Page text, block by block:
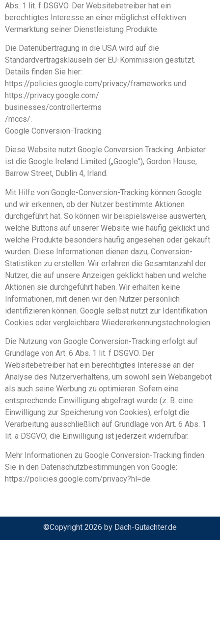
Abs. 1 lit. f DSGVO. Der Websitebetreiber hat ein
berechtigtes Interesse an einer möglichst effektiven
Vermarktung seiner Dienstleistung Produkte.
Die Datenübertragung in die USA wird auf die
Standardvertragsklauseln der EU-Kommission gestützt.
Details finden Sie hier:
https://policies.google.com/privacy/frameworks und
https://privacy.google.com/
businesses/controllerterms
/mccs/.
Google Conversion-Tracking
Diese Website nutzt Google Conversion Tracking. Anbieter
ist die Google Ireland Limited („Google“), Gordon House,
Barrow Street, Dublin 4, Irland.
Mit Hilfe von Google-Conversion-Tracking können Google
und wir erkennen, ob der Nutzer bestimmte Aktionen
durchgeführt hat. So können wir beispielsweise auswerten,
welche Buttons auf unserer Website wie häufig geklickt und
welche Produkte besonders häufig angesehen oder gekauft
wurden. Diese Informationen dienen dazu, Conversion-
Statistiken zu erstellen. Wir erfahren die Gesamtanzahl der
Nutzer, die auf unsere Anzeigen geklickt haben und welche
Aktionen sie durchgeführt haben. Wir erhalten keine
Informationen, mit denen wir den Nutzer persönlich
identifizieren können. Google selbst nutzt zur Identifikation
Cookies oder vergleichbare Wiedererkennungstechnologien.
Die Nutzung von Google Conversion-Tracking erfolgt auf
Grundlage von Art. 6 Abs. 1 lit. f DSGVO. Der
Websitebetreiber hat ein berechtigtes Interesse an der
Analyse des Nutzerverhaltens, um sowohl sein Webangebot
als auch seine Werbung zu optimieren. Sofern eine
entsprechende Einwilligung abgefragt wurde (z. B. eine
Einwilligung zur Speicherung von Cookies), erfolgt die
Verarbeitung ausschließlich auf Grundlage von Art. 6 Abs. 1
lit. a DSGVO; die Einwilligung ist jederzeit widerrufbar.
Mehr Informationen zu Google Conversion-Tracking finden
Sie in den Datenschutzbestimmungen von Google:
https://policies.google.com/privacy?hl=de.
©Copyright 2026 by Dach-Gutachter.de